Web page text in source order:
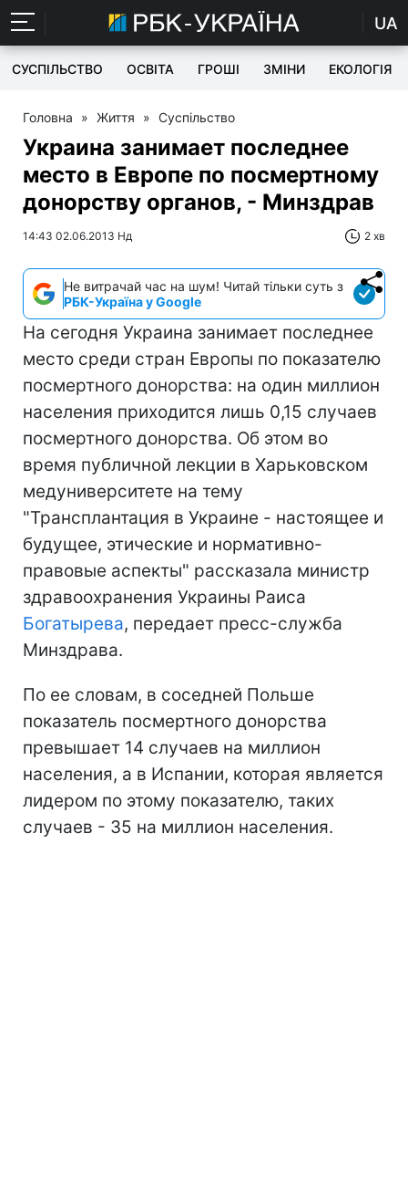
UA
СУСПІЛЬСТВО ОСВІТА ГРОШІ ЗМІНИ ЕКОЛОГІЯ
Головна » Життя » Суспільство
Украина занимает последнее
место в Европе по посмертному
донорству органов, - Минздрав
14:43 02.06.2013 Нд 2 хв
Не витрачай час на шум! Читай тільки суть з
РБК-Україна у Google
На сегодня Украина занимает последнее
место среди стран Европы по показателю
посмертного донорства: на один миллион
населения приходится лишь 0,15 случаев
посмертного донорства. Об этом во
время публичной лекции в Харьковском
медуниверситете на тему
"Трансплантация в Украине - настоящее и
будущее, этические и нормативно-
правовые аспекты" рассказала министр
здравоохранения Украины Раиса
Богатырева, передает пресс-служба
Минздрава.
По ее словам, в соседней Польше
показатель посмертного донорства
превышает 14 случаев на миллион
населения, а в Испании, которая является
лидером по этому показателю, таких
случаев - 35 на миллион населения.